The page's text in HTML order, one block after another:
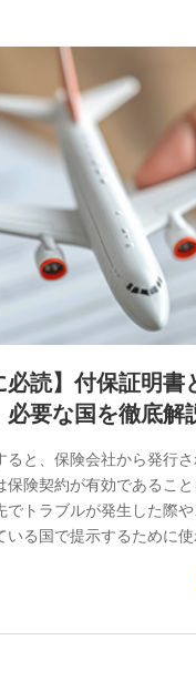
必読】付保証明書
必要な国を徹底解
ると、保険会社から発行
保険契約が有効であるこ
でトラブルが発生した際
る国で提示するために使